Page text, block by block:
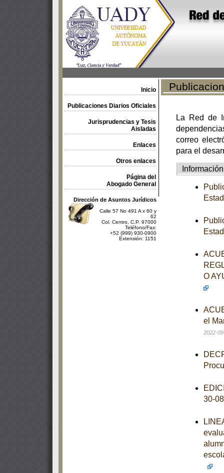
Inicio
Publicaciones Diarios Oficiales
Jurisprudencias y Tesis
Aisladas
Enlaces
Otros enlaces
Página del
Abogado General
Dirección de Asuntos Jurídicos
Calle 57 No 491 A x 60 y
62
Col. Centro, C.P. 97000
Teléfono/Fax:
+52 (999) 930-0900
Extensión: 1151
La Red de
correo
para el
Información
O
el
2022-
30-